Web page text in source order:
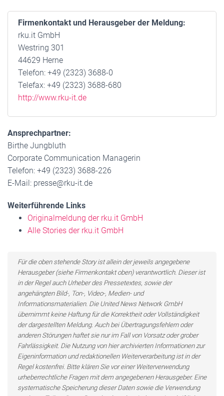
Firmenkontakt und Herausgeber der Meldung:
rku.it GmbH
Westring 301
44629 Herne
Telefon: +49 (2323) 3688-0
Telefax: +49 (2323) 3688-680
http://www.rku-it.de
Ansprechpartner:
Birthe Jungbluth
Corporate Communication Managerin
Telefon: +49 (2323) 3688-226
E-Mail: presse@rku-it.de
Weiterführende Links
Originalmeldung der rku.it GmbH
Alle Stories der rku.it GmbH
Für die oben stehende Story ist allein der jeweils angegebene
Herausgeber (siehe Firmenkontakt oben) verantwortlich. Dieser ist
in der Regel auch Urheber des Pressetextes, sowie der
angehängten Bild-, Ton-, Video-, Medien- und
Informationsmaterialien. Die United News Network GmbH
übernimmt keine Haftung für die Korrektheit oder Vollständigkeit
der dargestellten Meldung. Auch bei Übertragungsfehlern oder
anderen Störungen haftet sie nur im Fall von Vorsatz oder grober
Fahrlässigkeit. Die Nutzung von hier archivierten Informationen zur
Eigeninformation und redaktionellen Weiterverarbeitung ist in der
Regel kostenfrei. Bitte klären Sie vor einer Weiterverwendung
urheberrechtliche Fragen mit dem angegebenen Herausgeber. Eine
systematische Speicherung dieser Daten sowie die Verwendung